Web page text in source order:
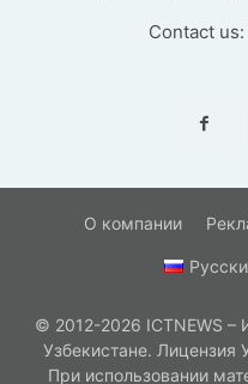
Contact us:
О компании
© 2012-2026 ICTNEWS –
Узбекистане.
При использовании